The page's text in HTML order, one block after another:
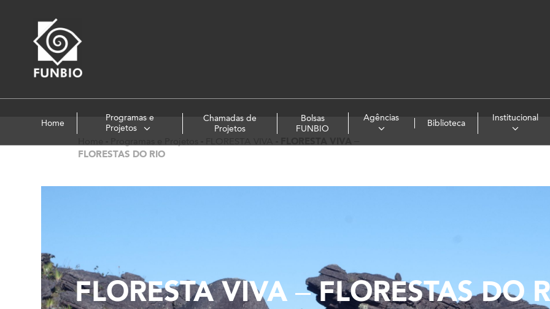
Home
Programas e
Projetos
Chamadas de
Projetos
Bolsas
FUNBIO
Agências
Biblioteca
Institucional
FLORESTAS DO RIO
FLORESTA VIVA – FLORESTAS DO